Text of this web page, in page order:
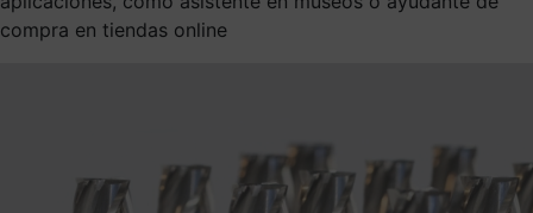
compra en tiendas online